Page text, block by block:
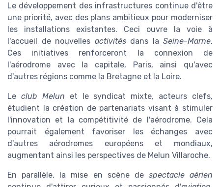
Le développement des infrastructures continue d'être
une priorité, avec des plans ambitieux pour moderniser
les installations existantes. Ceci ouvre la voie à
l'accueil de nouvelles activitésdans la Seine-Marne.
Ces initiatives renforceront la connexion de
l'aérodrome avec la capitale, Paris, ainsi qu'avec
d'autres régions comme la Bretagne et la Loire.
Le club Melun et le syndicat mixte, acteurs clefs,
étudient la création de partenariats visant à stimuler
l'innovation et la compétitivité de l'aérodrome. Cela
pourrait également favoriser les échanges avec
d'autres aérodromes européens et mondiaux,
augmentant ainsi les perspectives de Melun Villaroche.
En parallèle, la mise en scène de spectacle aérien